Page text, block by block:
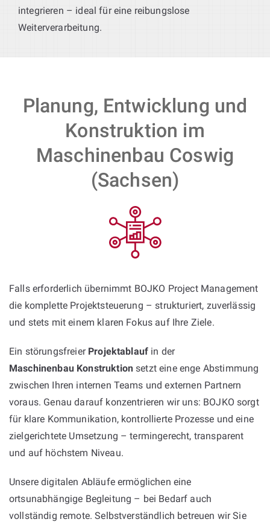
integrieren – ideal für eine reibungslose
Weiterverarbeitung.
Planung, Entwicklung und
Konstruktion im
Maschinenbau Coswig
(Sachsen)
Falls erforderlich übernimmt BOJKO Project Management
die komplette Projektsteuerung – strukturiert, zuverlässig
und stets mit einem klaren Fokus auf Ihre Ziele.
Ein störungsfreier Projektablauf in der
Maschinenbau Konstruktion setzt eine enge Abstimmung
zwischen Ihren internen Teams und externen Partnern
voraus. Genau darauf konzentrieren wir uns: BOJKO sorgt
für klare Kommunikation, kontrollierte Prozesse und eine
zielgerichtete Umsetzung – termingerecht, transparent
und auf höchstem Niveau.
Unsere digitalen Abläufe ermöglichen eine
ortsunabhängige Begleitung – bei Bedarf auch
vollständig remote. Selbstverständlich betreuen wir Sie